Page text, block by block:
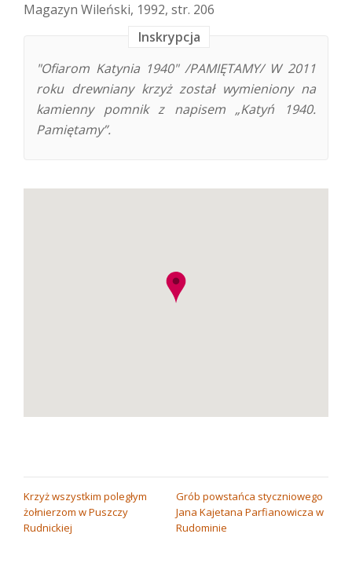
Magazyn Wileński, 1992, str. 206
Inskrypcja
"Ofiarom Katynia 1940" /PAMIĘTAMY/ W 2011
roku drewniany krzyż został wymieniony na
kamienny pomnik z napisem „Katyń 1940.
Pamiętamy”.
NAWIGACJA
WPISU
Krzyż wszystkim poległym
żołnierzom w Puszczy
Rudnickiej
Grób powstańca styczniowego
Jana Kajetana Parfianowicza w
Rudominie